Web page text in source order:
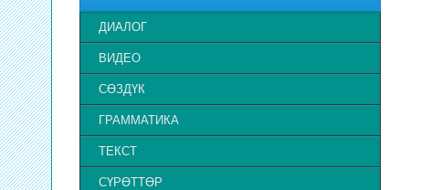
ДИАЛОГ
ВИДЕО
СӨЗДҮК
ГРАММАТИКА
ТЕКСТ
СҮРӨТТӨР